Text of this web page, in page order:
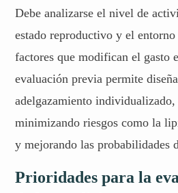
Debe analizarse el nivel de
estado reproductivo y el
factores que modifican el gasto
evaluación previa permite
adelgazamiento
minimizando riesgos como la
y mejorando las probabilidades
Prioridades para la